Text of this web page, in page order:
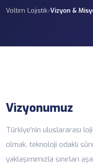
Voltim Lojistik›Vizyon &
Vizyonumuz
Türkiye'nin uluslararası
olmak, teknoloji odaklı
yaklaşımımızla sınırları